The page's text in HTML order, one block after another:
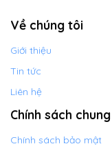
Về chúng tôi
Giới thiệu
Tin tức
Liên hệ
Chính sách chung
Chính sách bảo mật